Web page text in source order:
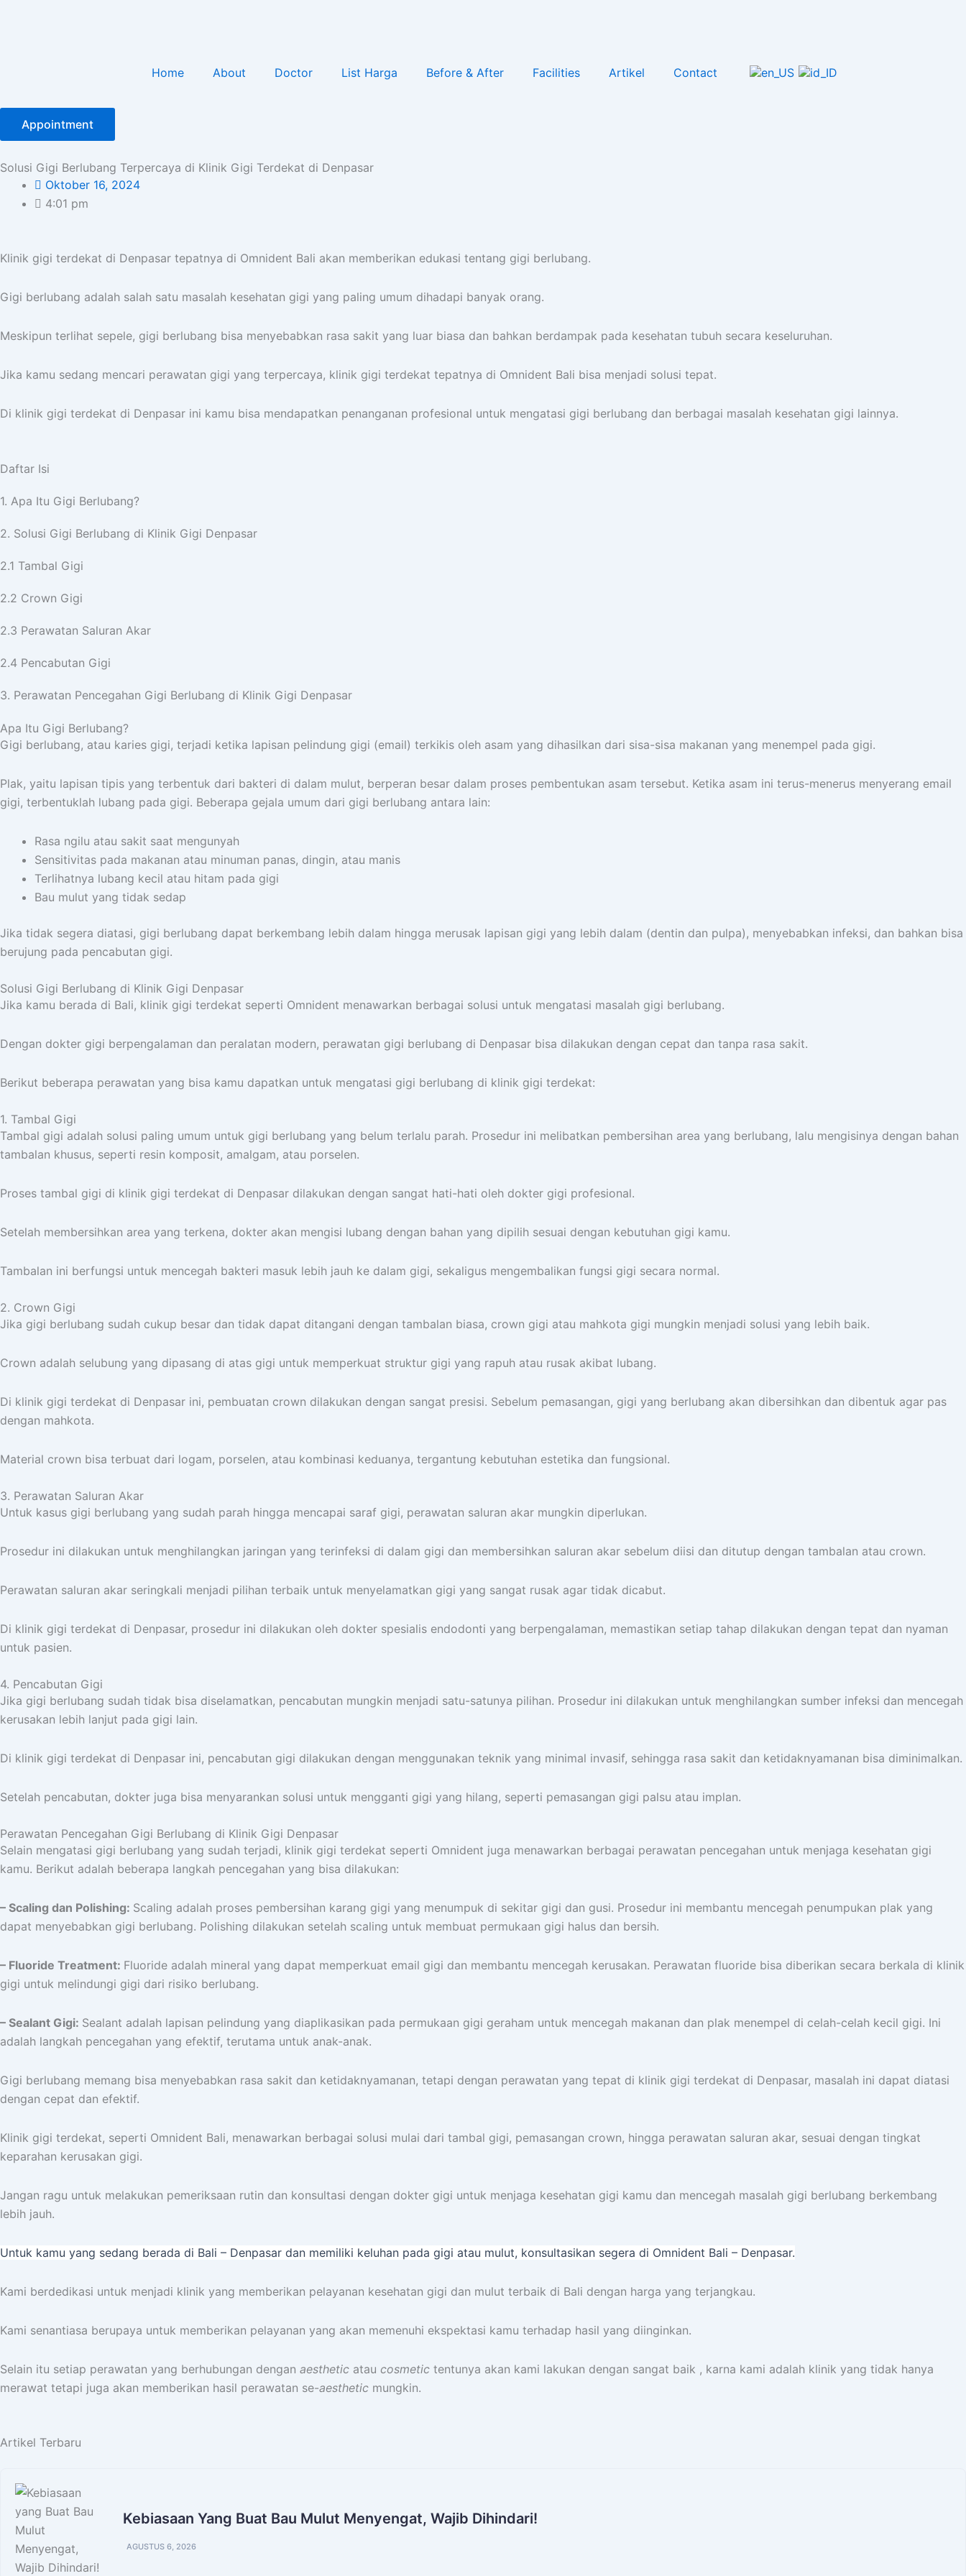
Home About Doctor List Harga Before & After Facilities Artikel Contact
Appointment
Solusi Gigi Berlubang Terpercaya di Klinik Gigi Terdekat di Denpasar
Oktober 16, 2024
4:01 pm
Klinik gigi terdekat di Denpasar tepatnya di Omnident Bali akan memberikan edukasi tentang gigi berlubang.
Gigi berlubang adalah salah satu masalah kesehatan gigi yang paling umum dihadapi banyak orang.
Meskipun terlihat sepele, gigi berlubang bisa menyebabkan rasa sakit yang luar biasa dan bahkan berdampak pada kesehatan tubuh secara keseluruhan.
Jika kamu sedang mencari perawatan gigi yang terpercaya, klinik gigi terdekat tepatnya di Omnident Bali bisa menjadi solusi tepat.
Di klinik gigi terdekat di Denpasar ini kamu bisa mendapatkan penanganan profesional untuk mengatasi gigi berlubang dan berbagai masalah kesehatan gigi lainnya.
Daftar Isi
1. Apa Itu Gigi Berlubang?
2. Solusi Gigi Berlubang di Klinik Gigi Denpasar
2.1 Tambal Gigi
2.2 Crown Gigi
2.3 Perawatan Saluran Akar
2.4 Pencabutan Gigi
3. Perawatan Pencegahan Gigi Berlubang di Klinik Gigi Denpasar
Apa Itu Gigi Berlubang?
Gigi berlubang, atau karies gigi, terjadi ketika lapisan pelindung gigi (email) terkikis oleh asam yang dihasilkan dari sisa-sisa makanan yang menempel pada gigi.
Plak, yaitu lapisan tipis yang terbentuk dari bakteri di dalam mulut, berperan besar dalam proses pembentukan asam tersebut. Ketika asam ini terus-menerus menyerang email
gigi, terbentuklah lubang pada gigi. Beberapa gejala umum dari gigi berlubang antara lain:
Rasa ngilu atau sakit saat mengunyah
Sensitivitas pada makanan atau minuman panas, dingin, atau manis
Terlihatnya lubang kecil atau hitam pada gigi
Bau mulut yang tidak sedap
Jika tidak segera diatasi, gigi berlubang dapat berkembang lebih dalam hingga merusak lapisan gigi yang lebih dalam (dentin dan pulpa), menyebabkan infeksi, dan bahkan bisa
berujung pada pencabutan gigi.
Solusi Gigi Berlubang di Klinik Gigi Denpasar
Jika kamu berada di Bali, klinik gigi terdekat seperti Omnident menawarkan berbagai solusi untuk mengatasi masalah gigi berlubang.
Dengan dokter gigi berpengalaman dan peralatan modern, perawatan gigi berlubang di Denpasar bisa dilakukan dengan cepat dan tanpa rasa sakit.
Berikut beberapa perawatan yang bisa kamu dapatkan untuk mengatasi gigi berlubang di klinik gigi terdekat:
1. Tambal Gigi
Tambal gigi adalah solusi paling umum untuk gigi berlubang yang belum terlalu parah. Prosedur ini melibatkan pembersihan area yang berlubang, lalu mengisinya dengan bahan
tambalan khusus, seperti resin komposit, amalgam, atau porselen.
Proses tambal gigi di klinik gigi terdekat di Denpasar dilakukan dengan sangat hati-hati oleh dokter gigi profesional.
Setelah membersihkan area yang terkena, dokter akan mengisi lubang dengan bahan yang dipilih sesuai dengan kebutuhan gigi kamu.
Tambalan ini berfungsi untuk mencegah bakteri masuk lebih jauh ke dalam gigi, sekaligus mengembalikan fungsi gigi secara normal.
2. Crown Gigi
Jika gigi berlubang sudah cukup besar dan tidak dapat ditangani dengan tambalan biasa, crown gigi atau mahkota gigi mungkin menjadi solusi yang lebih baik.
Crown adalah selubung yang dipasang di atas gigi untuk memperkuat struktur gigi yang rapuh atau rusak akibat lubang.
Di klinik gigi terdekat di Denpasar ini, pembuatan crown dilakukan dengan sangat presisi. Sebelum pemasangan, gigi yang berlubang akan dibersihkan dan dibentuk agar pas
dengan mahkota.
Material crown bisa terbuat dari logam, porselen, atau kombinasi keduanya, tergantung kebutuhan estetika dan fungsional.
3. Perawatan Saluran Akar
Untuk kasus gigi berlubang yang sudah parah hingga mencapai saraf gigi, perawatan saluran akar mungkin diperlukan.
Prosedur ini dilakukan untuk menghilangkan jaringan yang terinfeksi di dalam gigi dan membersihkan saluran akar sebelum diisi dan ditutup dengan tambalan atau crown.
Perawatan saluran akar seringkali menjadi pilihan terbaik untuk menyelamatkan gigi yang sangat rusak agar tidak dicabut.
Di klinik gigi terdekat di Denpasar, prosedur ini dilakukan oleh dokter spesialis endodonti yang berpengalaman, memastikan setiap tahap dilakukan dengan tepat dan nyaman
untuk pasien.
4. Pencabutan Gigi
Jika gigi berlubang sudah tidak bisa diselamatkan, pencabutan mungkin menjadi satu-satunya pilihan. Prosedur ini dilakukan untuk menghilangkan sumber infeksi dan mencegah
kerusakan lebih lanjut pada gigi lain.
Di klinik gigi terdekat di Denpasar ini, pencabutan gigi dilakukan dengan menggunakan teknik yang minimal invasif, sehingga rasa sakit dan ketidaknyamanan bisa diminimalkan.
Setelah pencabutan, dokter juga bisa menyarankan solusi untuk mengganti gigi yang hilang, seperti pemasangan gigi palsu atau implan.
Perawatan Pencegahan Gigi Berlubang di Klinik Gigi Denpasar
Selain mengatasi gigi berlubang yang sudah terjadi, klinik gigi terdekat seperti Omnident juga menawarkan berbagai perawatan pencegahan untuk menjaga kesehatan gigi
kamu. Berikut adalah beberapa langkah pencegahan yang bisa dilakukan:
– Scaling dan Polishing: Scaling adalah proses pembersihan karang gigi yang menumpuk di sekitar gigi dan gusi. Prosedur ini membantu mencegah penumpukan plak yang
dapat menyebabkan gigi berlubang. Polishing dilakukan setelah scaling untuk membuat permukaan gigi halus dan bersih.
– Fluoride Treatment: Fluoride adalah mineral yang dapat memperkuat email gigi dan membantu mencegah kerusakan. Perawatan fluoride bisa diberikan secara berkala di klinik
gigi untuk melindungi gigi dari risiko berlubang.
– Sealant Gigi: Sealant adalah lapisan pelindung yang diaplikasikan pada permukaan gigi geraham untuk mencegah makanan dan plak menempel di celah-celah kecil gigi. Ini
adalah langkah pencegahan yang efektif, terutama untuk anak-anak.
Gigi berlubang memang bisa menyebabkan rasa sakit dan ketidaknyamanan, tetapi dengan perawatan yang tepat di klinik gigi terdekat di Denpasar, masalah ini dapat diatasi
dengan cepat dan efektif.
Klinik gigi terdekat, seperti Omnident Bali, menawarkan berbagai solusi mulai dari tambal gigi, pemasangan crown, hingga perawatan saluran akar, sesuai dengan tingkat
keparahan kerusakan gigi.
Jangan ragu untuk melakukan pemeriksaan rutin dan konsultasi dengan dokter gigi untuk menjaga kesehatan gigi kamu dan mencegah masalah gigi berlubang berkembang
lebih jauh.
Untuk kamu yang sedang berada di Bali – Denpasar dan memiliki keluhan pada gigi atau mulut, konsultasikan segera di Omnident Bali – Denpasar.
Kami berdedikasi untuk menjadi klinik yang memberikan pelayanan kesehatan gigi dan mulut terbaik di Bali dengan harga yang terjangkau.
Kami senantiasa berupaya untuk memberikan pelayanan yang akan memenuhi ekspektasi kamu terhadap hasil yang diinginkan.
Selain itu setiap perawatan yang berhubungan dengan aesthetic atau cosmetic tentunya akan kami lakukan dengan sangat baik , karna kami adalah klinik yang tidak hanya
merawat tetapi juga akan memberikan hasil perawatan se-aesthetic mungkin.
Artikel Terbaru
Kebiasaan Yang Buat Bau Mulut Menyengat, Wajib Dihindari!
AGUSTUS 6, 2026